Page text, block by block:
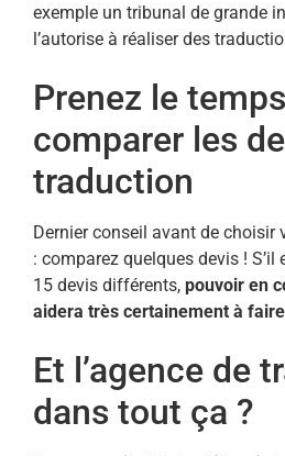
exemple un tribunal de grande
l’autorise à réaliser des
Prenez le
comparer les
traduction
Dernier conseil avant de choisir
: comparez quelques devis !
15 devis différents, pouvoir en
aidera très certainement à
Et l’agence de
dans tout ça ?